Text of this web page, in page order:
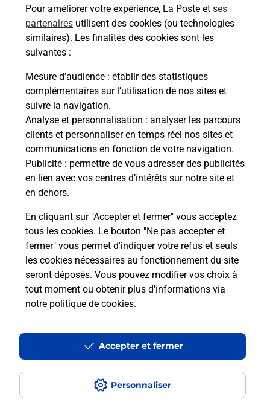
Pour améliorer votre expérience, La Poste et ses
partenaires utilisent des cookies (ou technologies
similaires). Les finalités des cookies sont les
suivantes :
Mesure d’audience : établir des statistiques
complémentaires sur l’utilisation de nos sites et
suivre la navigation.
Analyse et personnalisation : analyser les parcours
clients et personnaliser en temps réel nos sites et
communications en fonction de votre navigation.
Publicité : permettre de vous adresser des publicités
en lien avec vos centres d’intérêts sur notre site et
en dehors.
En cliquant sur "Accepter et fermer" vous acceptez
tous les cookies. Le bouton "Ne pas accepter et
fermer" vous permet d'indiquer votre refus et seuls
les cookies nécessaires au fonctionnement du site
seront déposés. Vous pouvez modifier vos choix à
tout moment ou obtenir plus d'informations via
notre politique de cookies.
Personnaliser
Accepter et fermer
Comment demander une
modification de livraison ?
Comment La Poste participe-t-elle
à votre sécurité au quotidien ?
Puis-je passer mon code de la route
avec La Poste et sous quelles
conditions ?
Localiser Liste Moselle PETIT REDERCHING
Accessibilité : partiellement conforme
Conditions contractuelles
Mentions légales